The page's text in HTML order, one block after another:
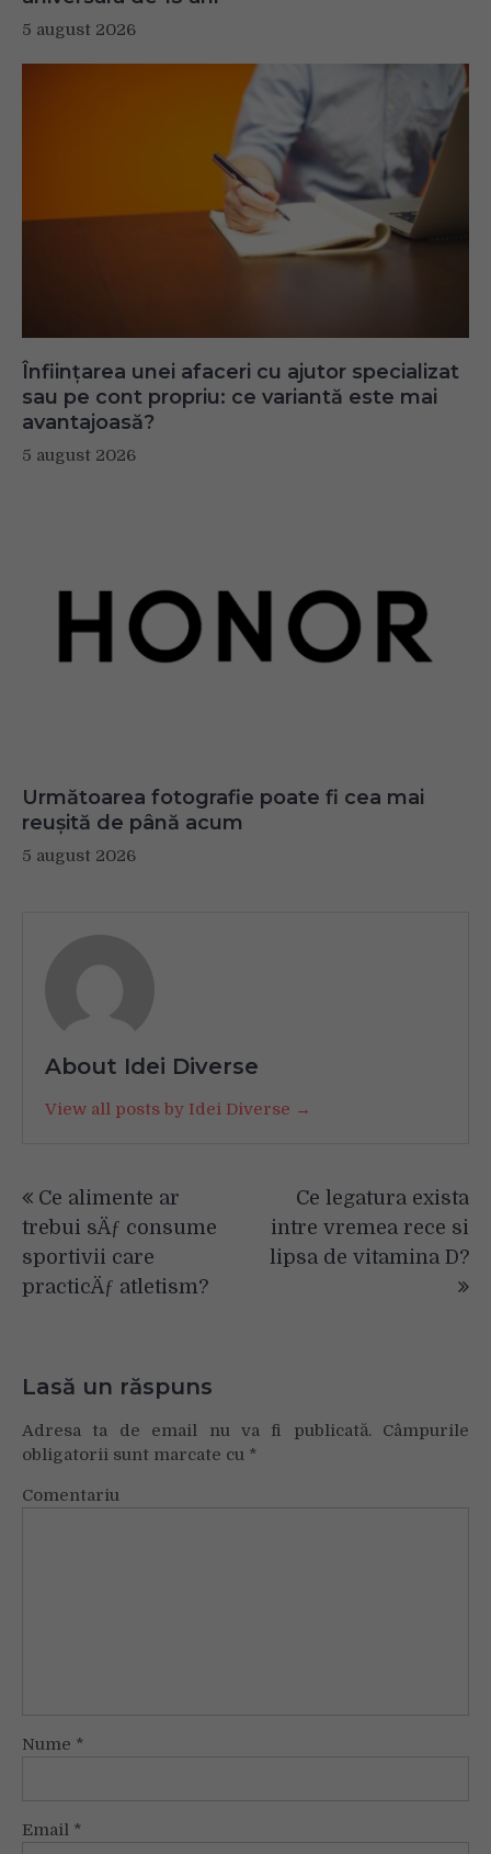
5 august 2026
Înființarea unei afaceri cu ajutor specializat
sau pe cont propriu: ce variantă este mai
avantajoasă?
5 august 2026
Următoarea fotografie poate fi cea mai
reușită de până acum
5 august 2026
About Idei Diverse
View all posts by Idei Diverse →
în
articole
Ce alimente ar
trebui sÄƒ consume
sportivii care
practicÄƒ atletism?
Ce legatura exista
intre vremea rece si
lipsa de vitamina D?
Lasă un răspuns
Adresa ta de email nu va fi publicată.Câmpurile
obligatorii sunt marcate cu *
Comentariu
Nume *
Email *